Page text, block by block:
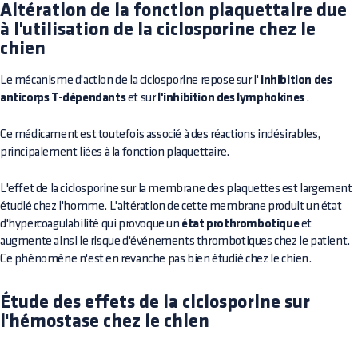
Altération de la fonction plaquettaire due
à l'utilisation de la ciclosporine chez le
chien
Le mécanisme d'action de la ciclosporine repose sur l' inhibition des
anticorps T-dépendantset sur l'inhibition des lymphokines.
Ce médicament est toutefois associé à des réactions indésirables,
principalement liées à la fonction plaquettaire.
L'effet de la ciclosporine sur la membrane des plaquettes est largement
étudié chez l'homme. L'altération de cette membrane produit un état
d'hypercoagulabilité qui provoque un état prothrombotiqueet
augmente ainsi le risque d'événements thrombotiques chez le patient.
Ce phénomène n'est en revanche pas bien étudié chez le chien.
Étude des effets de la ciclosporine sur
l'hémostase chez le chien